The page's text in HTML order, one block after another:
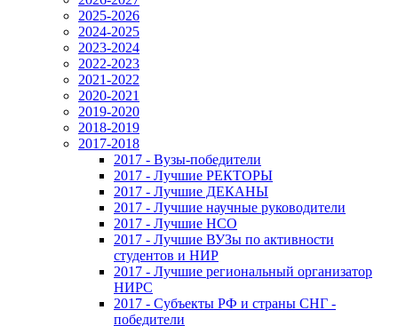
2025-2026
2024-2025
2023-2024
2022-2023
2021-2022
2020-2021
2019-2020
2018-2019
2017-2018
2017 - Вузы-победители
2017 - Лучшие РЕКТОРЫ
2017 - Лучшие ДЕКАНЫ
2017 - Лучшие научные руководители
2017 - Лучшие НСО
2017 - Лучшие ВУЗы по активности
студентов и НИР
2017 - Лучшие региональный организатор
НИРС
2017 - Субъекты РФ и страны СНГ -
победители